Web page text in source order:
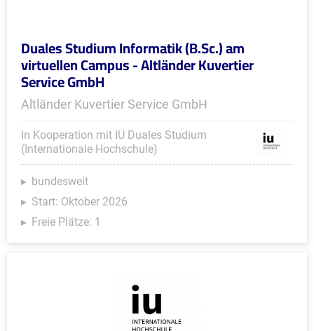
Duales Studium Informatik (B.Sc.) am
virtuellen Campus - Altländer Kuvertier
Service GmbH
Altländer Kuvertier Service GmbH
In Kooperation mit IU Duales Studium
(Internationale Hochschule)
bundesweit
Start: Oktober 2026
Freie Plätze: 1